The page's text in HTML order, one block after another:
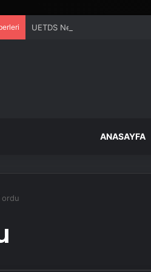
UETDS Nedir ? Uetds.com İle
ANASAYFA
ordu